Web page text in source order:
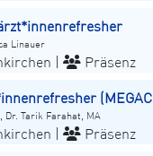
Linauer
| Präsenz
Dr. Tarik Farahat, MA
| Präsenz